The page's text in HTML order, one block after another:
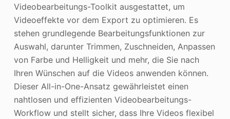
Videobearbeitungs-Toolkit ausgestattet, um
Videoeffekte vor dem Export zu optimieren. Es
stehen grundlegende Bearbeitungsfunktionen zur
Auswahl, darunter Trimmen, Zuschneiden, Anpassen
von Farbe und Helligkeit und mehr, die Sie nach
Ihren Wünschen auf die Videos anwenden können.
Dieser All-in-One-Ansatz gewährleistet einen
nahtlosen und effizienten Videobearbeitungs-
Workflow und stellt sicher, dass Ihre Videos flexibel